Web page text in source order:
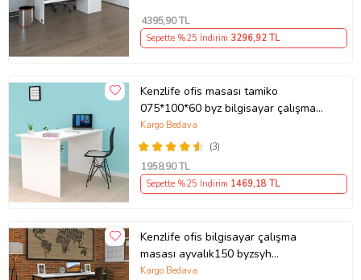
4395,90 TL
Sepette %25 İndirim 3296,92 TL
Kenzlife ofis masası tamiko
075*100*60 byz bilgisayar çalışma
büro (Karışık)
(3)
Kargo Bedava
1958,90 TL
Sepette %25 İndirim 1469,18 TL
Kenzlife ofis bilgisayar çalışma
masası ayvalık150 byzsyh
75*150*60 metal ayaklı masa
Kargo Bedava